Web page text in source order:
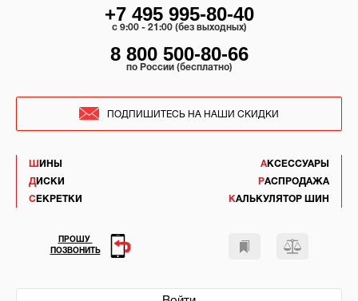
ШИНЫ
ДИСКИ
СЕКРЕТКИ
АКСЕССУАРЫ
РАСПРОДАЖА
КАЛЬКУЛЯТОР ШИН
+7 495 995-80-40
c 9:00 - 21:00 (без выходных)
8 800 500-80-66
по России (бесплатно)
ПОДПИШИТЕСЬ НА НАШИ СКИДКИ
ПРОШУ
ПОЗВОНИТЬ